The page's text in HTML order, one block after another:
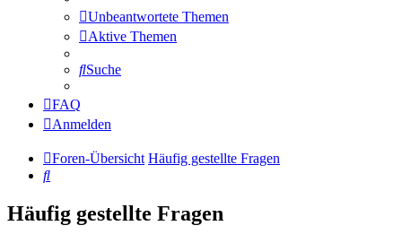
Unbeantwortete Themen
Aktive Themen
Suche
FAQ
Anmelden
Foren-Übersicht Häufig gestellte Fragen
Suche
Häufig gestellte Fragen